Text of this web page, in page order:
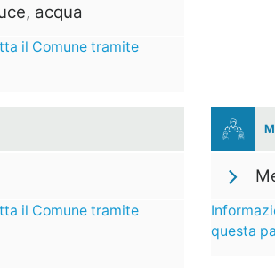
acqua
il Comune tramite
il Comune tramite
questa